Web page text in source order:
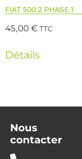
FIAT 500 2 PHASE 1
45,00€ TTC
Détails
Nous
contacter